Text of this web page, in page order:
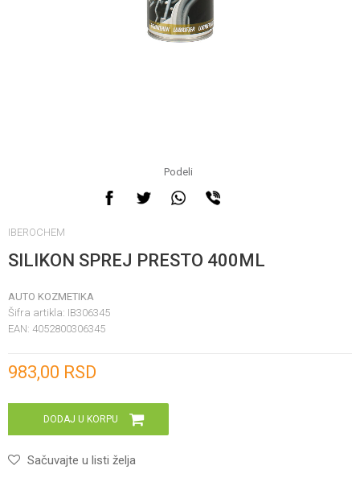
Podeli
IBEROCHEM
SILIKON SPREJ PRESTO 400ML
AUTO KOZMETIKA
Šifra artikla: IB306345
EAN: 4052800306345
983,00 RSD
DODAJ U KORPU
Sačuvajte u listi želja